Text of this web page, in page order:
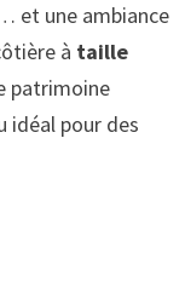
et une ambiance
à taille
patrimoine
idéal pour des